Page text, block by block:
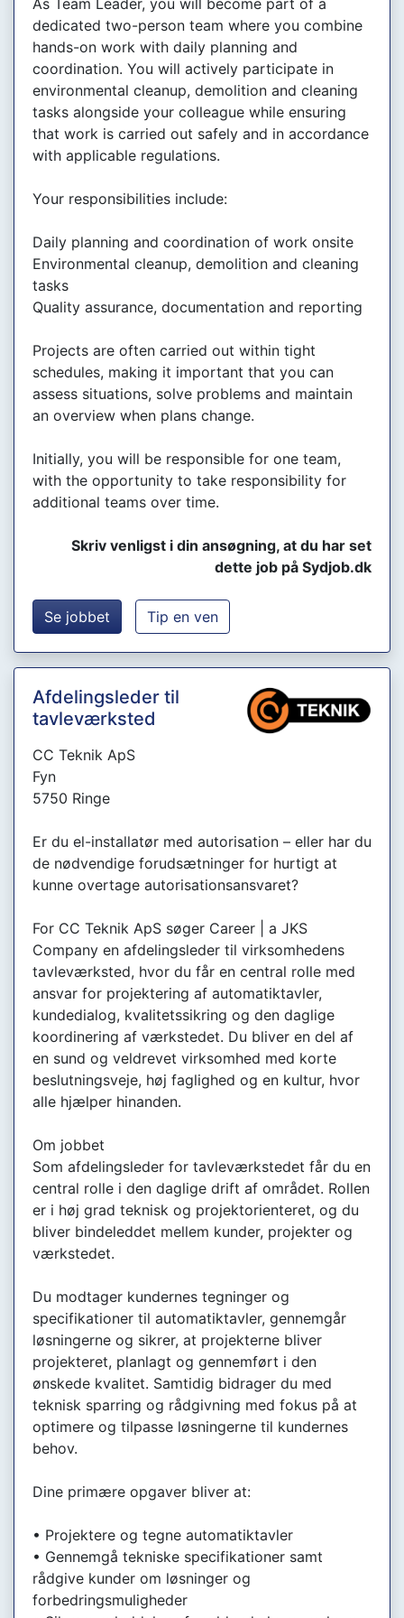
As Team Leader, you will become part of a
dedicated two-person team where you combine
hands-on work with daily planning and
coordination. You will actively participate in
environmental cleanup, demolition and cleaning
tasks alongside your colleague while ensuring
that work is carried out safely and in accordance
with applicable regulations.
Your responsibilities include:
Daily planning and coordination of work onsite
Environmental cleanup, demolition and cleaning
tasks
Quality assurance, documentation and reporting
Projects are often carried out within tight
schedules, making it important that you can
assess situations, solve problems and maintain
an overview when plans change.
Initially, you will be responsible for one team,
with the opportunity to take responsibility for
additional teams over time.
Skriv venligst i din ansøgning, at du har set
dette job på Sydjob.dk
Se jobbet Tip en ven
Afdelingsleder til
tavleværksted
CC Teknik ApS
Fyn
5750 Ringe
Er du el-installatør med autorisation – eller har du
de nødvendige forudsætninger for hurtigt at
kunne overtage autorisationsansvaret?
For CC Teknik ApS søger Career | a JKS
Company en afdelingsleder til virksomhedens
tavleværksted, hvor du får en central rolle med
ansvar for projektering af automatiktavler,
kundedialog, kvalitetssikring og den daglige
koordinering af værkstedet. Du bliver en del af
en sund og veldrevet virksomhed med korte
beslutningsveje, høj faglighed og en kultur, hvor
alle hjælper hinanden.
Om jobbet
Som afdelingsleder for tavleværkstedet får du en
central rolle i den daglige drift af området. Rollen
er i høj grad teknisk og projektorienteret, og du
bliver bindeleddet mellem kunder, projekter og
værkstedet.
Du modtager kundernes tegninger og
specifikationer til automatiktavler, gennemgår
løsningerne og sikrer, at projekterne bliver
projekteret, planlagt og gennemført i den
ønskede kvalitet. Samtidig bidrager du med
teknisk sparring og rådgivning med fokus på at
optimere og tilpasse løsningerne til kundernes
behov.
Dine primære opgaver bliver at:
• Projektere og tegne automatiktavler
• Gennemgå tekniske specifikationer samt
rådgive kunder om løsninger og
forbedringsmuligheder